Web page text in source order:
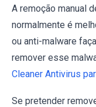
A remoção manual
normalmente é
ou anti-malware
remover esse
Cleaner Antivirus
Se pretender